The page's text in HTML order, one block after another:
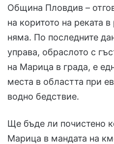
Община Пловдив –
на коритото на реката
няма. По последните
управа, обраслото с
на Марица в града, е
места в областта при
водно бедствие.
Ще бъде ли почистено
Марица в мандата на